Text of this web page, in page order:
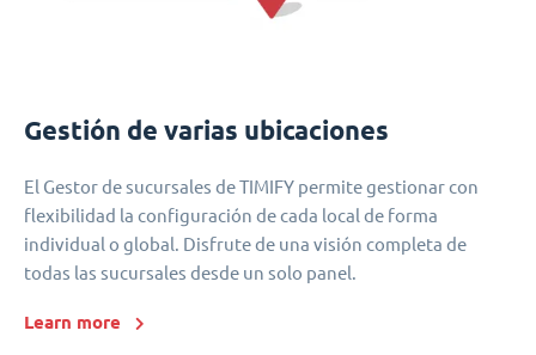
Gestión de varias ubicaciones
El Gestor de sucursales de TIMIFY permite gestionar con
flexibilidad la configuración de cada local de forma
individual o global. Disfrute de una visión completa de
todas las sucursales desde un solo panel.
Learn more